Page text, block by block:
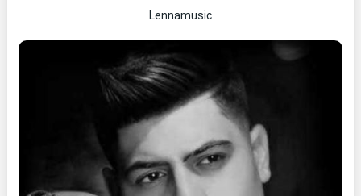
Lennamusic